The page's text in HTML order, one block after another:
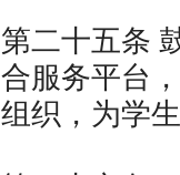
第二十五条
合服务平台
组织，为学